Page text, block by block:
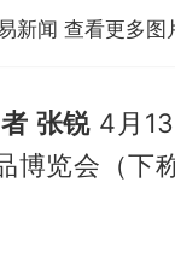
新闻 查看更多图
张锐 4月
博览会（下称